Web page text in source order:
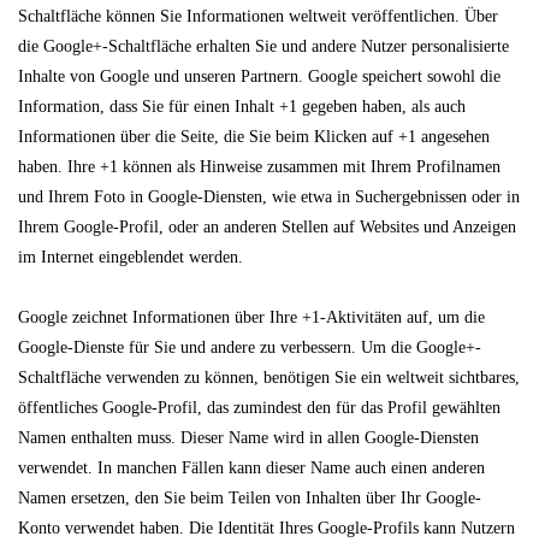
Schaltfläche können Sie Informationen weltweit veröffentlichen. Über
die Google+-Schaltfläche erhalten Sie und andere Nutzer personalisierte
Inhalte von Google und unseren Partnern. Google speichert sowohl die
Information, dass Sie für einen Inhalt +1 gegeben haben, als auch
Informationen über die Seite, die Sie beim Klicken auf +1 angesehen
haben. Ihre +1 können als Hinweise zusammen mit Ihrem Profilnamen
und Ihrem Foto in Google-Diensten, wie etwa in Suchergebnissen oder in
Ihrem Google-Profil, oder an anderen Stellen auf Websites und Anzeigen
im Internet eingeblendet werden.
Google zeichnet Informationen über Ihre +1-Aktivitäten auf, um die
Google-Dienste für Sie und andere zu verbessern. Um die Google+-
Schaltfläche verwenden zu können, benötigen Sie ein weltweit sichtbares,
öffentliches Google-Profil, das zumindest den für das Profil gewählten
Namen enthalten muss. Dieser Name wird in allen Google-Diensten
verwendet. In manchen Fällen kann dieser Name auch einen anderen
Namen ersetzen, den Sie beim Teilen von Inhalten über Ihr Google-
Konto verwendet haben. Die Identität Ihres Google-Profils kann Nutzern